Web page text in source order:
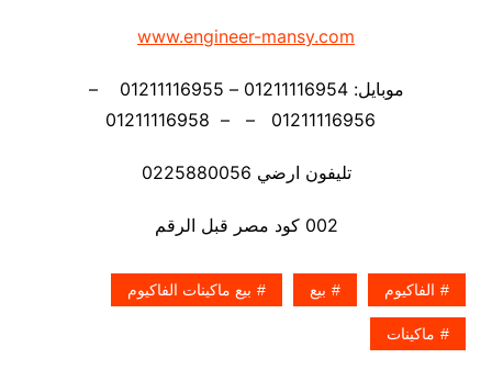
www.engineer-mansy.com
موبايل: 01211116954 – 01211116955 –
تليفون ارضي 0225880056
002 كود مصر قبل الرقم
الفاكيوم بيع بيع ماكينات الفاكيوم
ماكينات